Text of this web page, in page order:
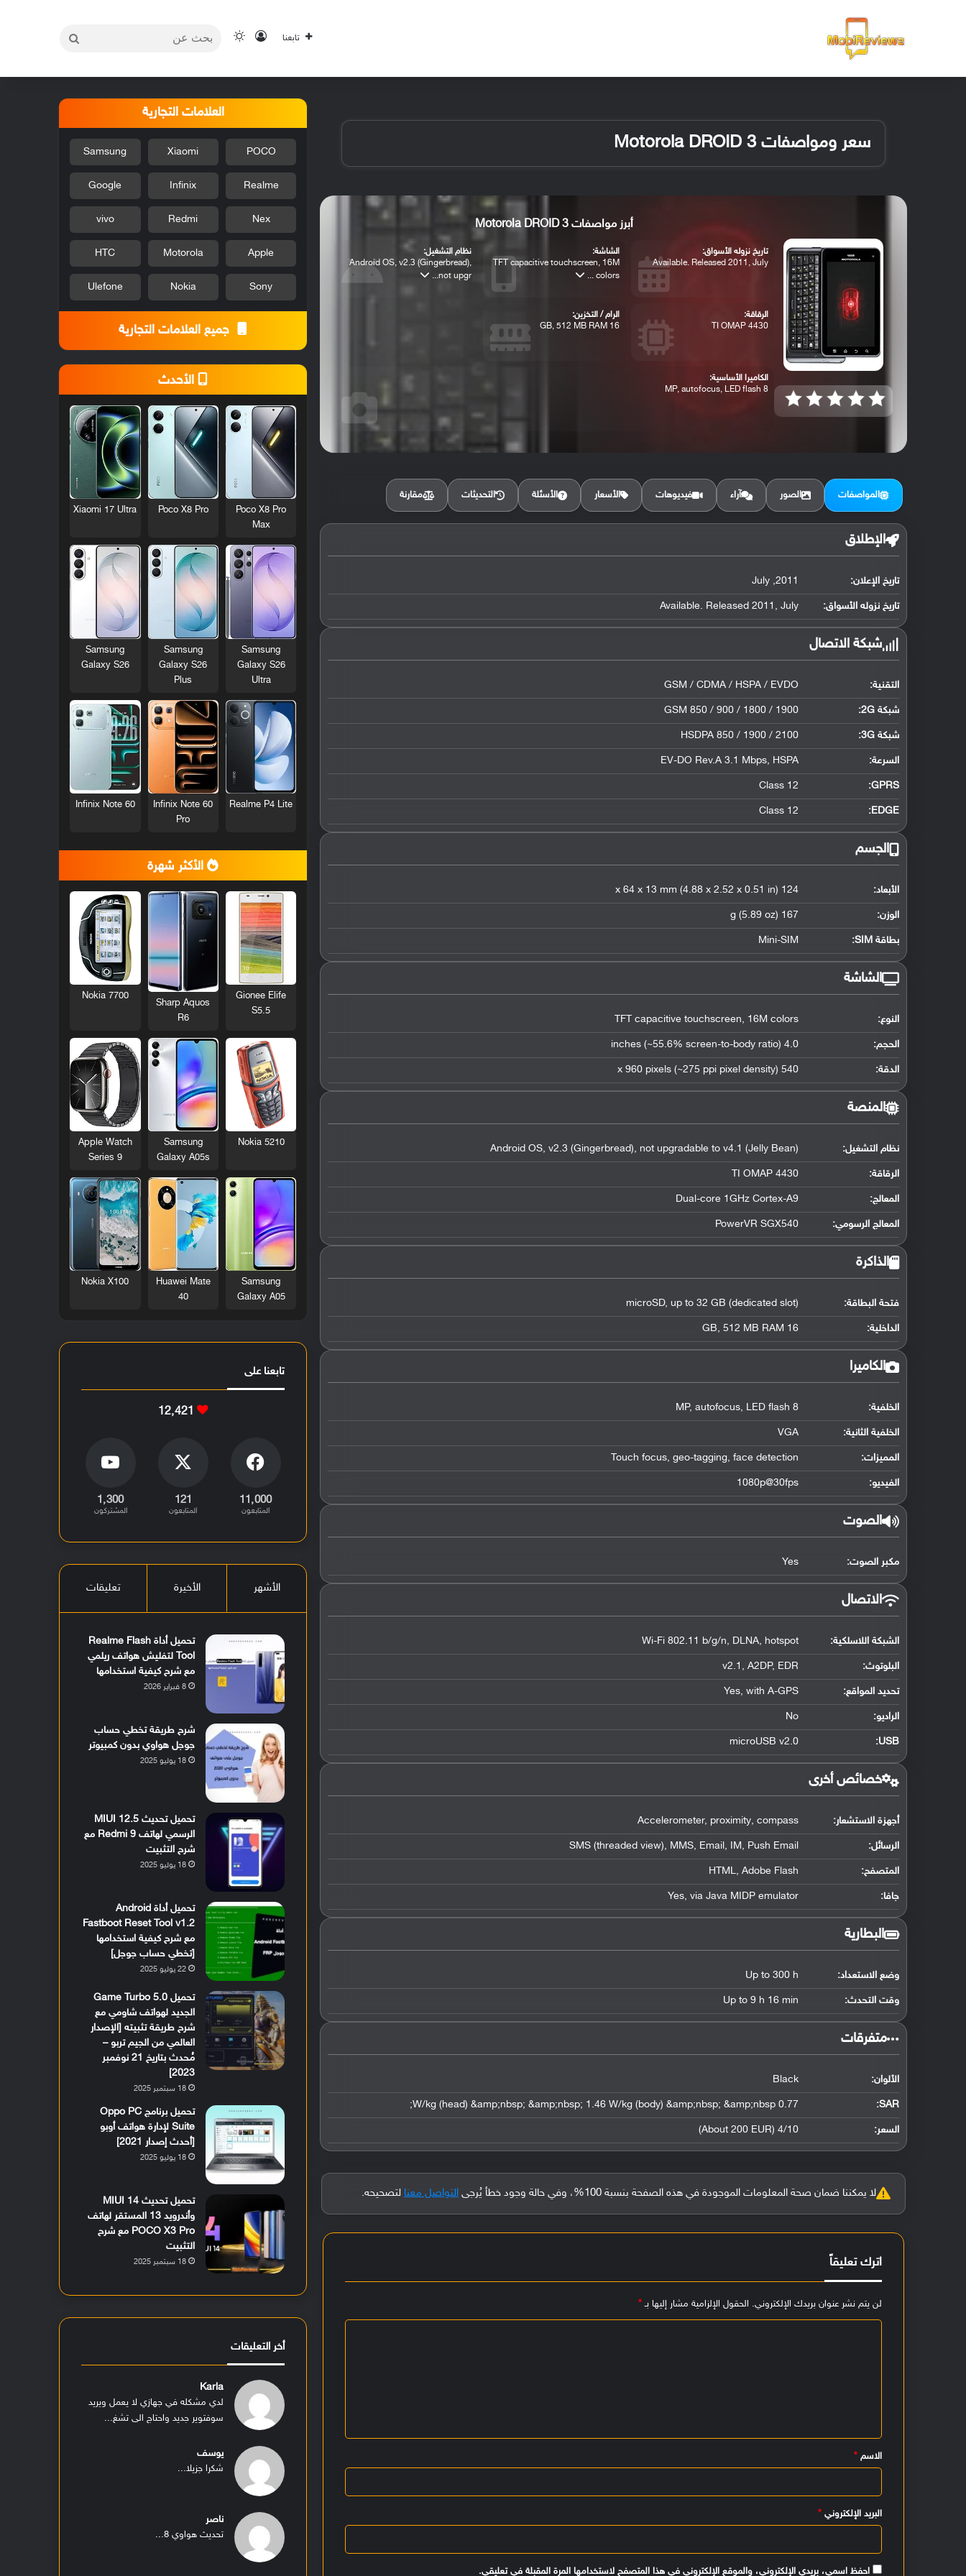
تابعنا تسجيل الدخول
الوضع المظلم
سعر ومواصفات Motorola DROID 3
أبرز مواصفات Motorola DROID 3
تاريخ نزوله الأسواق:
Available. Released 2011, July
الشاشة:
TFT capacitive touchscreen, 16M
colors ...
نظام التشغيل:
Android OS, v2.3 (Gingerbread),
not upgr...
الرقاقة:
TI OMAP 4430
الرام / التخزين:
16 GB, 512 MB RAM
الكاميرا الأساسية:
8 MP, autofocus, LED flash
المواصفات الصور آراء فيديوهات الأسعار الأسئلة التحديثات مقارنة
الإطلاق
تاريخ الإعلان: 2011, July
تاريخ نزوله الأسواق: Available. Released 2011, July
شبكة الاتصال
التقنية: GSM / CDMA / HSPA / EVDO
شبكة 2G: GSM 850 / 900 / 1800 / 1900
شبكة 3G :
HSDPA 850 / 1900 / 2100
السرعة: EV-DO Rev.A 3.1 Mbps, HSPA
GPRS:
Class 12
EDGE:
Class 12
الجسم
الأبعاد: 124 x 64 x 13 mm (4.88 x 2.52 x 0.51 in)
الوزن: 167 g (5.89 oz)
بطاقة SIM: Mini-SIM
الشاشة
النوع: TFT capacitive touchscreen, 16M colors
الحجم: 4.0 inches (~55.6% screen-to-body ratio)
الدقة: 540 x 960 pixels (~275 ppi pixel density)
المنصة
نظام التشغيل:
Android OS, v2.3 (Gingerbread), not upgradable to v4.1 (Jelly Bean)
الرقاقة:
TI OMAP 4430
المعالج:
Dual-core 1GHz Cortex-A9
المعالج الرسومي:
PowerVR SGX540
الذاكرة
فتحة البطاقة: microSD, up to 32 GB (dedicated slot)
الداخلية: 16 GB, 512 MB RAM
الكاميرا
الخلفية: 8 MP, autofocus, LED flash
الخلفية الثانية: VGA
المميزات: Touch focus, geo-tagging, face detection
الفيديو: 1080p@30fps
الصوت
مكبر الصوت: Yes
الاتصال
الشبكة اللاسلكية: Wi-Fi 802.11 b/g/n, DLNA, hotspot
البلوتوث:
v2.1, A2DP, EDR
تحديد المواقع:
Yes, with A-GPS
الراديو: No
USB
:
microUSB v2.0
خصائص أخرى
أجهزة الاستشعار: Accelerometer, proximity, compass
الرسائل: SMS (threaded view), MMS, Email, IM, Push Email
المتصفح: HTML, Adobe Flash
جافا: Yes, via Java MIDP emulator
البطارية
وضع الاستعداد: Up to 300 h
وقت التحدث: Up to 9 h 16 min
‏متفرقات‏
الألوان: Black
SAR
:
0.77 W/kg (head) &amp;nbsp; &amp;nbsp; 1.46 W/kg (body) &amp;nbsp; &amp;nbsp;
السعر: 4/10 (About 200 EUR)
لا يمكننا ضمان صحة المعلومات الموجودة في هذه الصفحة بنسبة 100%، وفي حالة وجود خطأ يُرجى التواصل معنا لتصحيحه.
اترك تعليقاً
لن يتم نشر عنوان بريدك الإلكتروني. الحقول الإلزامية مشار إليها بـ*
الاسم*
البريد الإلكتروني*
احفظ اسمي، بريدي الإلكتروني، والموقع الإلكتروني في هذا المتصفح لاستخدامها المرة المقبلة في تعليقي.
العلامات التجارية
POCO
Xiaomi
Samsung
Realme
Infinix
Google
Nex
Redmi
vivo
Apple
Motorola
HTC
Sony
Nokia
Ulefone
جميع العلامات التجارية
الأحدث
Poco X8 Pro
Max
Poco X8 Pro
Xiaomi 17 Ultra
Samsung
Galaxy S26
Ultra
Samsung
Galaxy S26
Plus
Samsung
Galaxy S26
Realme P4 Lite
Infinix Note 60
Pro
Infinix Note 60
الأكثر شهرة
Gionee Elife
S5.5
Sharp Aquos
R6
Nokia 7700
Nokia 5210
Samsung
Galaxy A05s
Apple Watch
Series 9
Samsung
Galaxy A05
Huawei Mate
40
Nokia X100
تابعنا على
12٬421
11٬000
المتابعون
121
المتابعون
1٬300
المشتركون
الأشهر الأخيرة تعليقات
تحميل أداة Realme Flash
Tool لتفليش هواتف ريلمي
مع شرح كيفية استخدامها
8 فبراير 2026
شرح طريقة تخطي حساب
جوجل هواوي بدون كمبيوتر
18 يوليو 2025
تحميل تحديث MIUI 12.5
الرسمي لهاتف Redmi 9 مع
شرح التثبيت
18 يوليو 2025
تحميل أداة Android
Fastboot Reset Tool v1.2
مع شرح كيفية استخدامها
[تخطي حساب جوجل]
22 يوليو 2025
تحميل Game Turbo 5.0
الجديد لهواتف شاومي مع
شرح طريقة تثبيته [الإصدار
العالمي من الجيم تربو –
مُحدث بتاريخ 21 نوفمبر
2023]
18 سبتمبر 2025
تحميل برنامج Oppo PC
Suite لإدارة هواتف أوبو
[أحدث إصدار 2021]
18 يوليو 2025
تحميل تحديث MIUI 14
وأندرويد 13 المستقر لهاتف
POCO X3 Pro مع شرح
التثبيت
18 سبتمبر 2025
أخر التعليقات
Karla
لدي مشكله في جهازي لا يعمل ويريد
سوفتوير جديد واحتاج الى تشغ...
يوسف
شكرا جزيلا...
ناصر
تحديث هواوي 8...